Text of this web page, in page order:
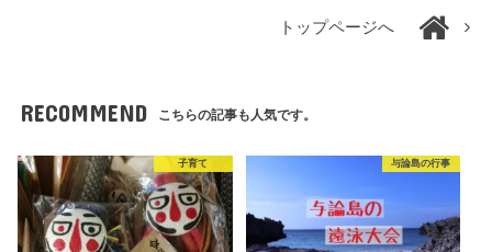
トップページへ
RECOMMEND こちらの記事も人気です。
子育て 与論島の行事